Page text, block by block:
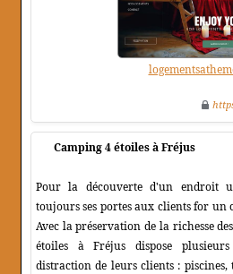
Camping 4 étoiles à Fréjus
Pour la découverte d'un endroit
toujours ses portes aux clients for un
Avec la préservation de la richesse
étoiles à Fréjus dispose
distraction de leurs clients :